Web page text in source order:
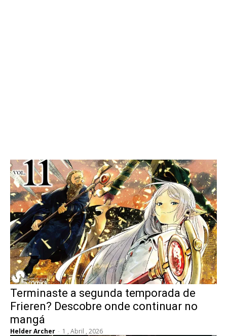
Terminaste a segunda temporada de
Frieren? Descobre onde continuar no
mangá
Helder Archer - 1 , Abril , 2026